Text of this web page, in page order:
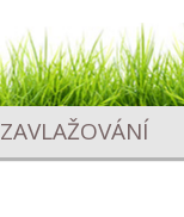
ZAVLAŽOVÁNÍ